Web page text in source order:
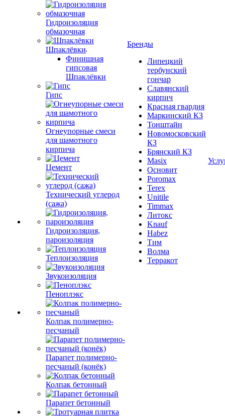
Гидроизоляция
обмазочная
Шпаклёвки
Финишная
гипсовая
Шпаклёвки
Гипс
Огнеупорные смеси
для шамотного
кирпича
Цемент
Технический углерод
(сажа)
Гидроизоляция,
пароизоляция
Теплоизоляция
Звукоизоляция
Пеноплэкс
Колпак полимерно-
песчаный
Парапет полимерно-
песчаный (конёк)
Колпак бетонный
Парапет бетонный
Бренды
Липецкий
тербунский
гончар
Славянский
кирпич
Красная гвардия
Маркинский КЗ
Тонштайн
Новомосковский
КЗ
Брянский КЗ
Masix
Основит
Poromax
Terex
Unitile
Timmax
Литокс
Knauf
Habez
Тим
Волма
Терракот